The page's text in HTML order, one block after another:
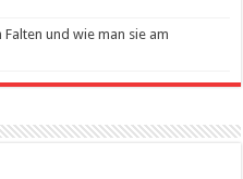
Falten und wie man sie am